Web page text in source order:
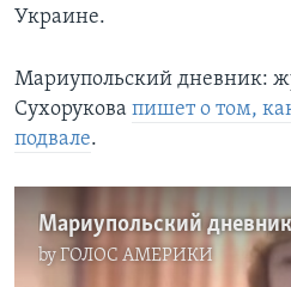
Украине.
Мариупольский дневник:
Сухорукова пишет о том,
подвале.
byГОЛОС АМЕРИКИ